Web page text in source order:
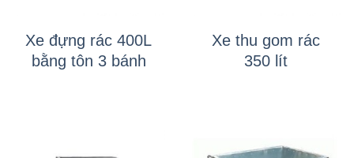
Xe đựng rác 400L
bằng tôn 3 bánh
Xe thu gom rác
350 lít